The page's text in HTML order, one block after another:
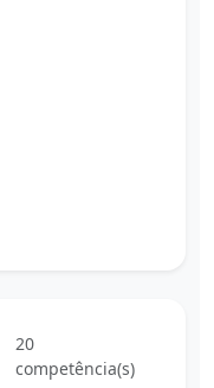
20
competência(s)